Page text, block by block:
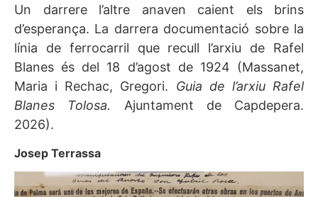
Un darrere l’altre anaven caient els brins
d’esperança. La darrera documentació sobre la
línia de ferrocarril que recull l’arxiu de Rafel
Blanes és del 18 d’agost de 1924 (Massanet,
Maria i Rechac, Gregori. Guia de l’arxiu Rafel
Blanes Tolosa.
Ajuntament de Capdepera.
2026).
Josep Terrassa